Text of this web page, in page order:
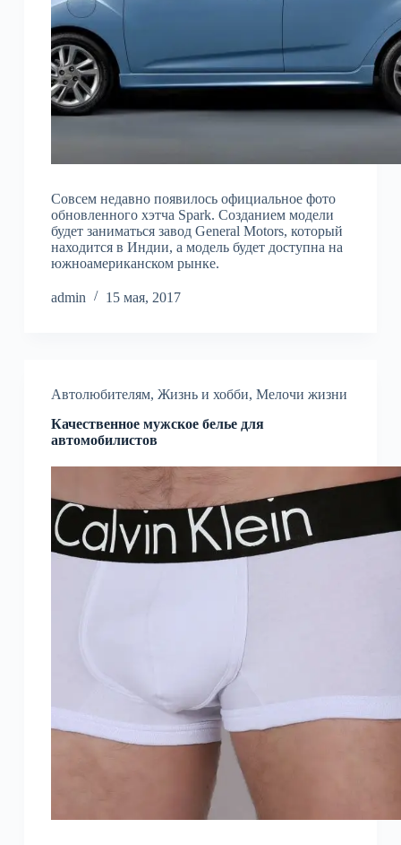
Совсем недавно появилось официальное фото
обновленного хэтча Spark. Созданием модели
будет заниматься завод General Motors, который
находится в Индии, а модель будет доступна на
южноамериканском рынке.
admin 15 мая, 2017
Автолюбителям, Жизнь и хобби, Мелочи жизни
Качественное мужское белье для
автомобилистов